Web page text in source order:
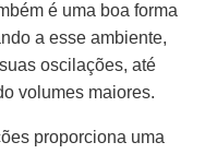
é uma boa forma
a esse ambiente,
oscilações, até
volumes maiores.
proporciona uma